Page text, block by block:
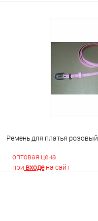
Ремень для платья розовый
оптовая цена
при входена сайт